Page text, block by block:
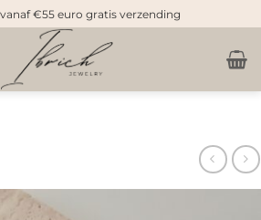
€55 euro gratis verzending